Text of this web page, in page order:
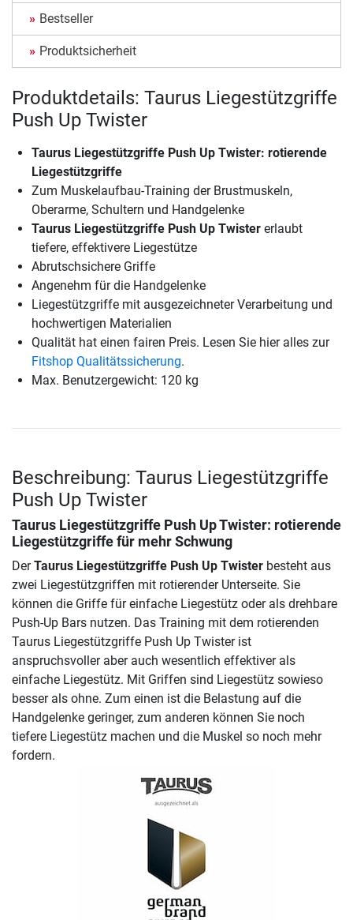
Bestseller
Produktsicherheit
Produktdetails: Taurus Liegestützgriffe
Push Up Twister
Taurus Liegestützgriffe Push Up Twister: rotierende
Liegestützgriffe
Zum Muskelaufbau-Training der Brustmuskeln,
Oberarme, Schultern und Handgelenke
Taurus Liegestützgriffe Push Up Twister erlaubt
tiefere, effektivere Liegestütze
Abrutschsichere Griffe
Angenehm für die Handgelenke
Liegestützgriffe mit ausgezeichneter Verarbeitung und
hochwertigen Materialien
Qualität hat einen fairen Preis. Lesen Sie hier alles zur
Fitshop Qualitätssicherung.
Max. Benutzergewicht: 120 kg
Beschreibung: Taurus Liegestützgriffe
Push Up Twister
Taurus Liegestützgriffe Push Up Twister: rotierende
Liegestützgriffe für mehr Schwung
DerTaurus Liegestützgriffe Push Up Twister besteht aus
zwei Liegestützgriffen mit rotierender Unterseite. Sie
können die Griffe für einfache Liegestütz oder als drehbare
Push-Up Bars nutzen. Das Training mit dem rotierenden
Taurus Liegestützgriffe Push Up Twister ist
anspruchsvoller aber auch wesentlich effektiver als
einfache Liegestütz. Mit Griffen sind Liegestütz sowieso
besser als ohne. Zum einen ist die Belastung auf die
Handgelenke geringer, zum anderen können Sie noch
tiefere Liegestütz machen und die Muskel so noch mehr
fordern.